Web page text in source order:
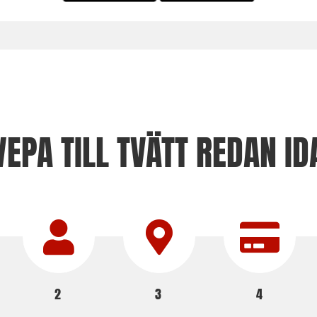
TILL TVÄTT REDAN
2 3 4